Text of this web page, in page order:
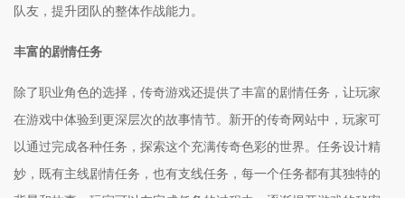
队友，提升团队的整体作战能力。
丰富的剧情任务
除了职业角色的选择，传奇游戏还提供了丰富的剧情任务，让玩家
在游戏中体验到更深层次的故事情节。新开的传奇网站中，玩家可
以通过完成各种任务，探索这个充满传奇色彩的世界。任务设计精
妙，既有主线剧情任务，也有支线任务，每一个任务都有其独特的